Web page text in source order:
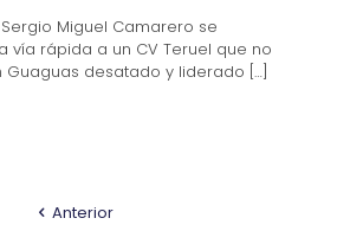
Miguel Camarero se
vía rápida a un CV Teruel que no
Guaguas desatado y liderado […]
Anterior